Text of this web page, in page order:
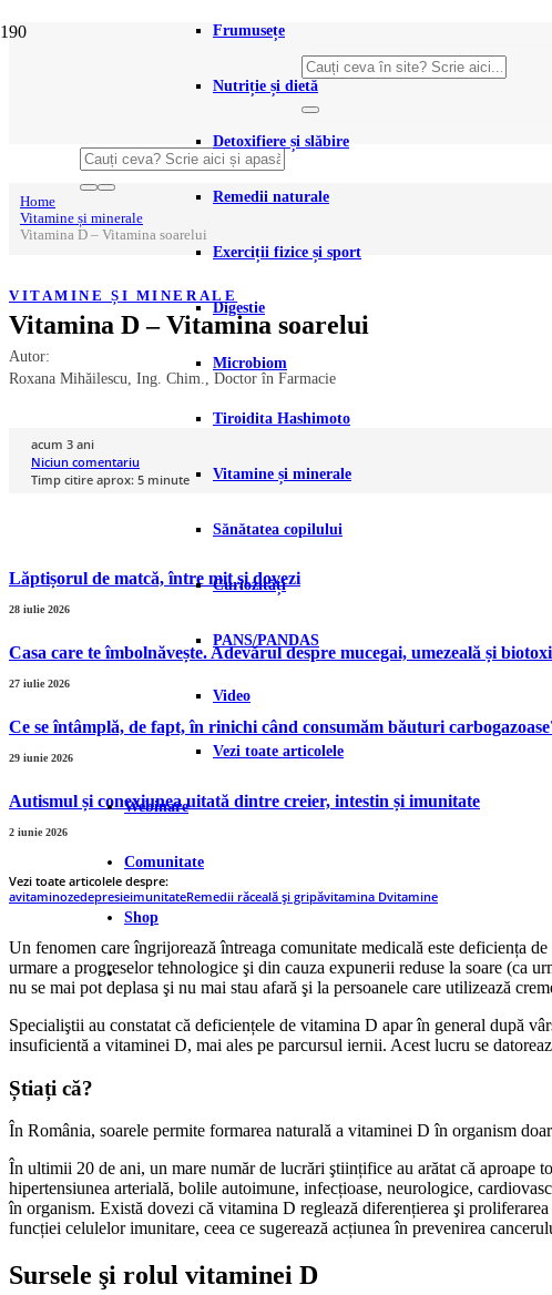
Frumusețe
Nutriție și dietă
Detoxifiere și slăbire
Remedii naturale
Exerciții fizice și sport
Digestie
Microbiom
Tiroidita Hashimoto
Vitamine și minerale
Sănătatea copilului
Curiozități
PANS/PANDAS
Video
Vezi toate articolele
Webinare
Comunitate
Shop
Home
Vitamine și minerale
Vitamina D – Vitamina soarelui
VITAMINE ȘI MINERALE
Vitamina D – Vitamina soarelui
Autor:
Roxana Mihăilescu, Ing. Chim., Doctor în Farmacie
acum 3 ani
Niciun comentariu
Timp citire aprox: 5 minute
Lăptișorul de matcă, între mit și dovezi
28 iulie 2026
Casa care te îmbolnăvește. Adevărul despre mucegai, umezeală și
27 iulie 2026
Ce se întâmplă, de fapt, în rinichi când consumăm băuturi
29 iunie 2026
Autismul și conexiunea uitată dintre creier, intestin și imunitate
2 iunie 2026
Vezi toate articolele despre:
avitaminozedepresieimunitateRemedii răceală și gripăvitamina Dvitamine
Un fenomen care îngrijorează întreaga comunitate medicală este deficiența
urmare a progreselor tehnologice şi din cauza expunerii reduse la soare (ca
nu se mai pot deplasa şi nu mai stau afară şi la persoanele care utilizează
Specialiştii au constatat că deficiențele de vitamina D apar în general după
insuficientă a vitaminei D, mai ales pe parcursul iernii. Acest lucru se
Știați că?
În România, soarele permite formarea naturală a vitaminei D în organism
În ultimii 20 de ani, un mare număr de lucrări ştiințifice au arătat că aproape
hipertensiunea arterială, bolile autoimune, infecțioase, neurologice,
în organism. Există dovezi că vitamina D reglează diferențierea şi
funcției celulelor imunitare, ceea ce sugerează acțiunea în prevenirea
Sursele şi rolul vitaminei D